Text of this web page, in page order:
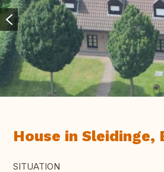
House in Sleidinge,
SITUATION